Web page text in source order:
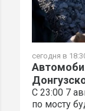
сегодня в
С 23:00 7
по мосту